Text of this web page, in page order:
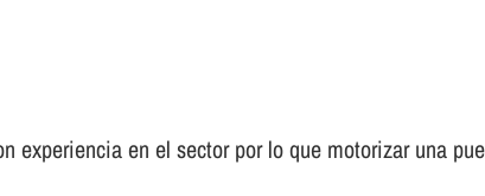
experiencia en el sector por lo que motorizar una